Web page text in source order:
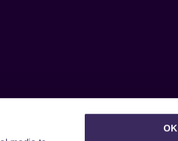
OK
ontvangen?